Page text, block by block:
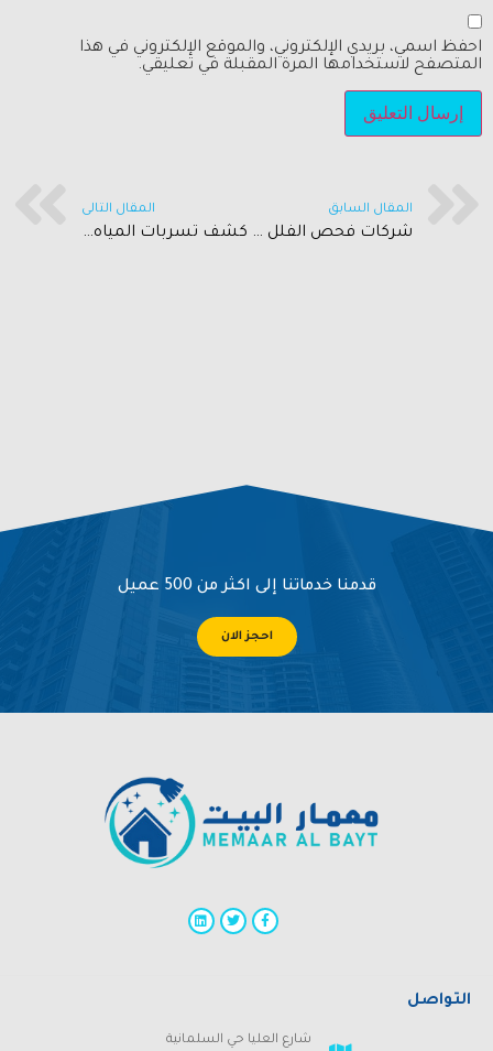
احفظ اسمي، بريدي الإلكتروني، والموقع الإلكتروني في هذا
المتصفح لاستخدامها المرة المقبلة في تعليقي.
المقال السابق
شركات فحص الفلل بالرياض 0534118887
المقال التالى
كشف تسربات المياه بجدة 0534118887
قدمنا خدماتنا إلى اكثر من 500 عميل
احجز الان
التواصل
شارع العليا حي السلمانية